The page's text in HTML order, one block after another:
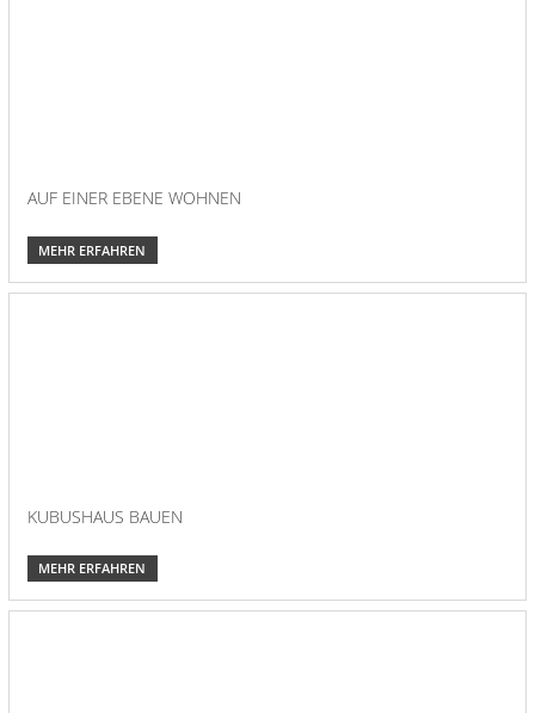
AUF EINER EBENE WOHNEN
MEHR ERFAHREN
KUBUSHAUS BAUEN
MEHR ERFAHREN